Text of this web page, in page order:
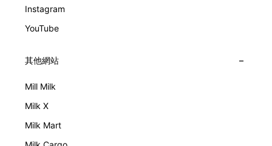
Instagram
YouTube
其他網站
Mill Milk
Milk X
Milk Mart